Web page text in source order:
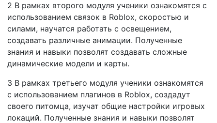
2 В рамках второго модуля ученики ознакомятся с
использованием связок в Roblox, скоростью и
силами, научатся работать с освещением,
создавать различные анимации. Полученные
знания и навыки позволят создавать сложные
динамические модели и карты.
3 В рамках третьего модуля ученики ознакомятся
с использованием плагинов в Roblox, создадут
своего питомца, изучат общие настройки игровых
локаций. Полученные знания и навыки позволят